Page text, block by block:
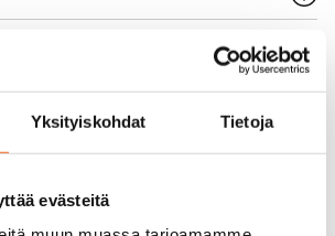
Yksityiskohdat Tietoja
evästeitä
1 kk vuokra)
vuokraan